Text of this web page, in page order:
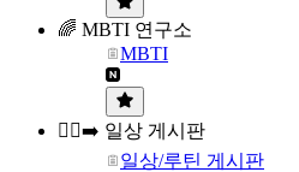
🌈 MBTI 연구소
MBTI
🏃‍♀️‍➡️ 일상 게시판
일상/루틴 게시판